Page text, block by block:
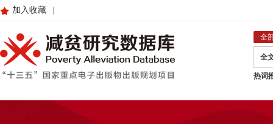
加入收藏
全
全
热词